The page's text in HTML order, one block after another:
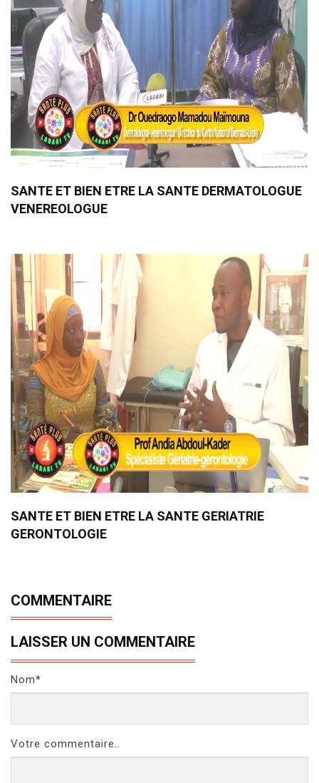
SANTE ET BIEN ETRE LA SANTE DERMATOLOGUE
VENEREOLOGUE
SANTE ET BIEN ETRE LA SANTE GERIATRIE
GERONTOLOGIE
COMMENTAIRE
LAISSER UN COMMENTAIRE
Nom*
Votre commentaire..